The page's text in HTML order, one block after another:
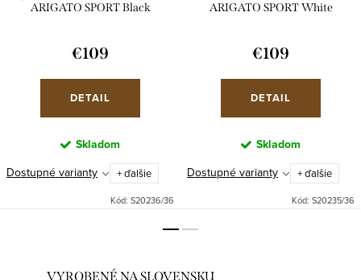
ARIGATO SPORT Black
€109
DETAIL
Skladom
Dostupné varianty + ďalšie
Kód: S20236/36
ARIGATO SPORT White
€109
DETAIL
Skladom
Dostupné varianty + ďalšie
Kód: S20235/36
VYROBENÉ NA SLOVENSKU